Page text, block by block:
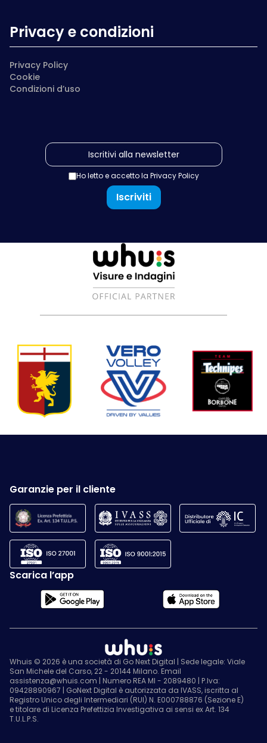
Privacy e condizioni
Privacy Policy
Cookie
Condizioni d’uso
Ho letto e accetto la Privacy Policy
Iscriviti
Garanzie per il cliente
Scarica l’app
Whuis © 2026 è una società di Go Next Digital | Sede legale: Viale
San Michele del Carso, 22 - 20144 Milano. Email
assistenza@whuis.com | Numero REA MI - 2089480 | P.Iva:
09428890967 | GoNext Digital è autorizzata da IVASS, iscritta al
Registro Unico degli Intermediari (RUI) N. E000788876 (Sezione E)
e titolare di Licenza Prefettizia Investigativa ai sensi ex Art. 134
T.U.L.P.S.